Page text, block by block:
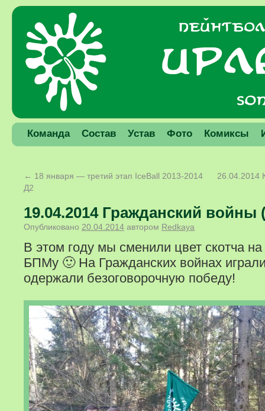
Команда Состав Устав Фото Комиксы
← 18 января — третий этап IceBall 2013-2014
Д2
19.04.2014 Гражданский войны
Опубликовано 20.04.2014 автором Redkaya
В этом году мы сменили цвет скотча
БПМу 🙂 На Гражданских войнах
одержали безоговорочную победу!